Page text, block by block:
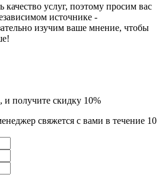
услуг, поэтому просим вас
источнике -
изучим ваше мнение, чтобы
, и получите скидку 10%
свяжется с вами в течение 10